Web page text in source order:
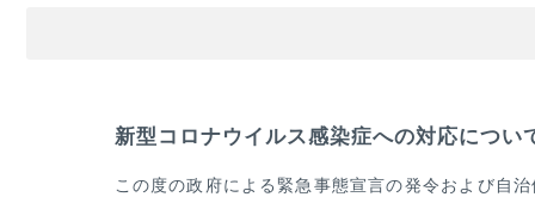
新型コロナウイルス感染症への対応につい
この度の政府による緊急事態宣言の発令および自